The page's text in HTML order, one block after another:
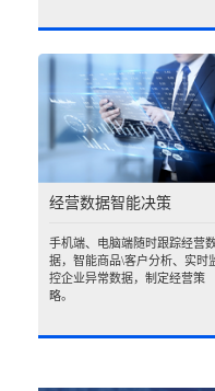
经营数据智能决策
手机端、电脑端随时跟踪经营
据，智能商品\客户分析、实时
控企业异常数据，制定经营策
略。